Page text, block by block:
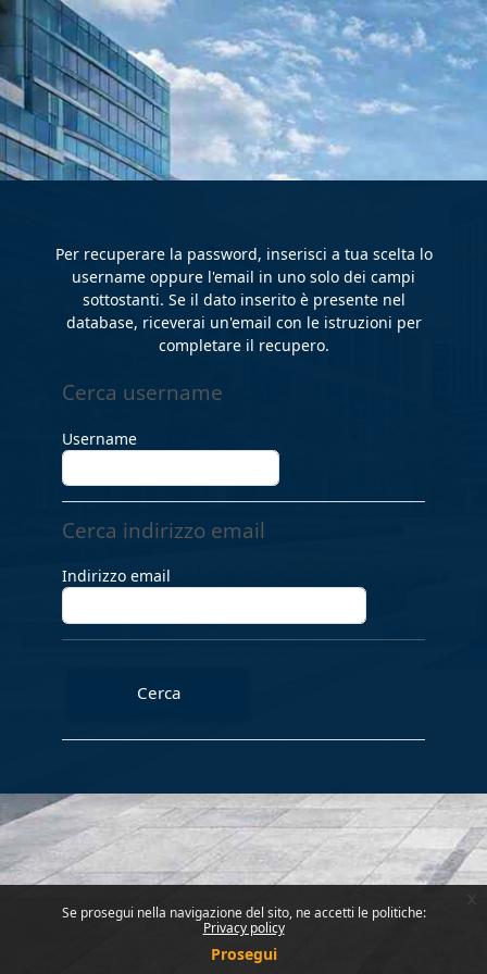
Vai al contenuto principale
Se prosegui nella navigazione del sito, ne accetti le politiche:
Privacy policy
Prosegui
x
Per recuperare la password, inserisci a tua scelta lo
username oppure l'email in uno solo dei campi
sottostanti. Se il dato inserito è presente nel
database, riceverai un'email con le istruzioni per
completare il recupero.
Cerca username
Cerca username
Username
Cerca indirizzo email
Cerca indirizzo email
Indirizzo email